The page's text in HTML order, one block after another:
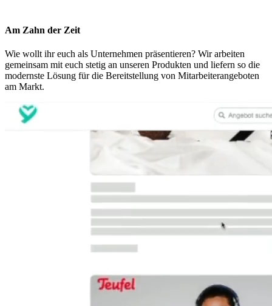
Am Zahn der Zeit
Wie wollt ihr euch als Unternehmen präsentieren? Wir arbeiten
gemeinsam mit euch stetig an unseren Produkten und liefern so die
modernste Lösung für die Bereitstellung von Mitarbeiterangeboten
am Markt.